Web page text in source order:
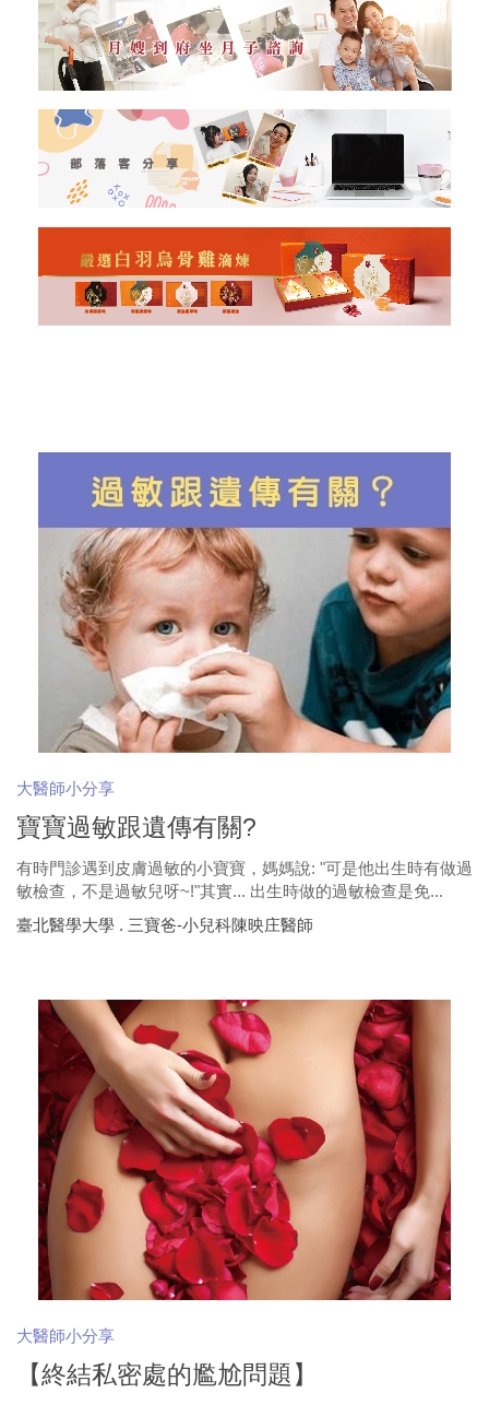
大醫師小分享
寶寶過敏跟遺傳有關?
有時門診遇到皮膚過敏的小寶寶，媽媽說: "可是他出生時有做過
敏檢查，不是過敏兒呀~!"其實... 出生時做的過敏檢查是免...
臺北醫學大學 . 三寶爸-小兒科陳映庄醫師
大醫師小分享
【終結私密處的尷尬問題】